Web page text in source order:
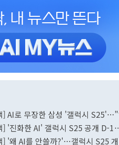
] AI로 무장한 삼성 '갤럭시
] '진화한 AI' 갤럭시 S25 공개 D-
] '왜 AI를 안쓸까?'…갤럭시 S25